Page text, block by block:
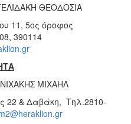
ΘΕΟΔΟΣΙΑ
11, 5ος όροφος
390114
ΜΙΧΑΗΛ
22 & Δαβάκη, Τηλ.2810-